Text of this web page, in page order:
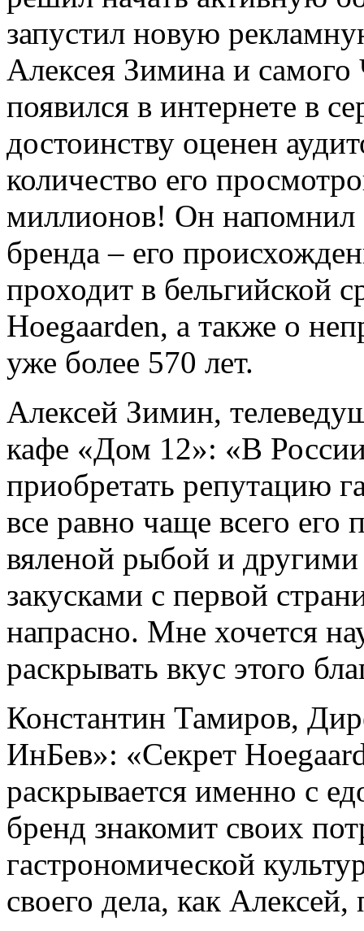
запустил новую
Алексея Зимина и
появился в интернете в
достоинству оценен
количество его
миллионов! Он напомнил
бренда – его
проходит в бельгийской
Hoegaarden, а также о
уже более 570 лет.
Алексей Зимин,
кафе «Дом 12»: «В
приобретать репутацию
все равно чаще всего
вяленой рыбой и
закусками с первой
напрасно. Мне хочется
раскрывать вкус этого
Константин Тамиров,
ИнБев»: «Секрет
раскрывается именно с
бренд знакомит своих
гастрономической
своего дела, как